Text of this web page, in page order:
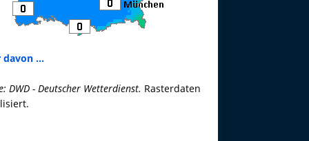
davon ...
DWD - Deutscher Wetterdienst. Rasterdaten